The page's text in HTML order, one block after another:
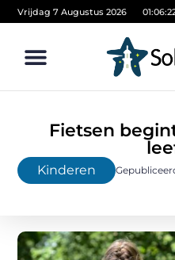
Vrijdag 7 Augustus 2026
Fietsen
Kinderen